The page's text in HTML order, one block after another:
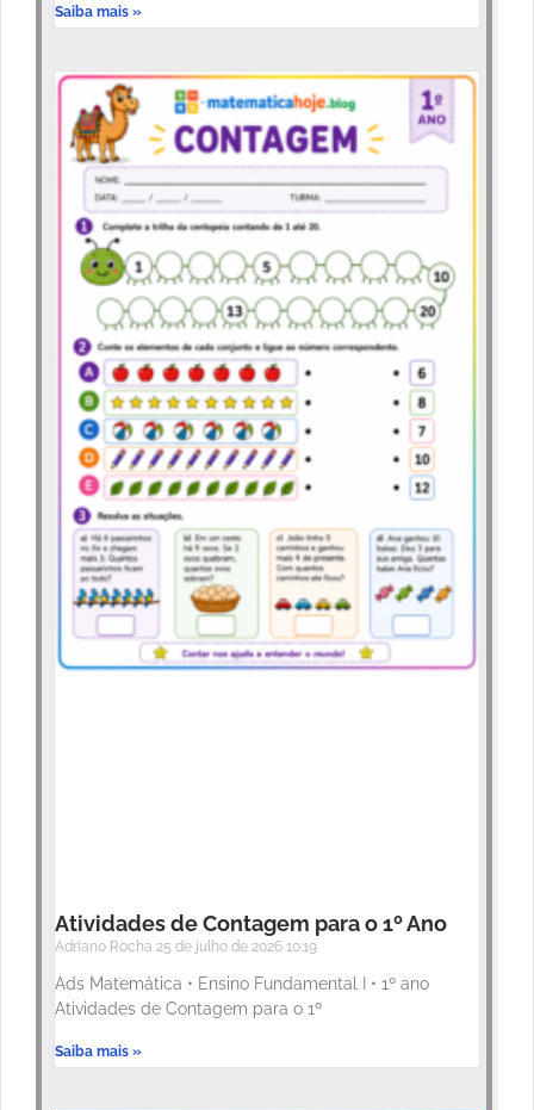
Saiba mais »
Atividades de Contagem para o 1º Ano
Adriano Rocha 25 de julho de 2026 10:19
Ads Matemática • Ensino Fundamental I • 1º ano
Atividades de Contagem para o 1º
Saiba mais »